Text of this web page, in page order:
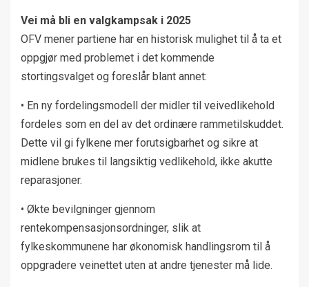
Vei må bli en valgkampsak i 2025
OFV mener partiene har en historisk mulighet til å ta et
oppgjør med problemet i det kommende
stortingsvalget og foreslår blant annet:
• En ny fordelingsmodell der midler til veivedlikehold
fordeles som en del av det ordinære rammetilskuddet.
Dette vil gi fylkene mer forutsigbarhet og sikre at
midlene brukes til langsiktig vedlikehold, ikke akutte
reparasjoner.
• Økte bevilgninger gjennom
rentekompensasjonsordninger, slik at
fylkeskommunene har økonomisk handlingsrom til å
oppgradere veinettet uten at andre tjenester må lide.